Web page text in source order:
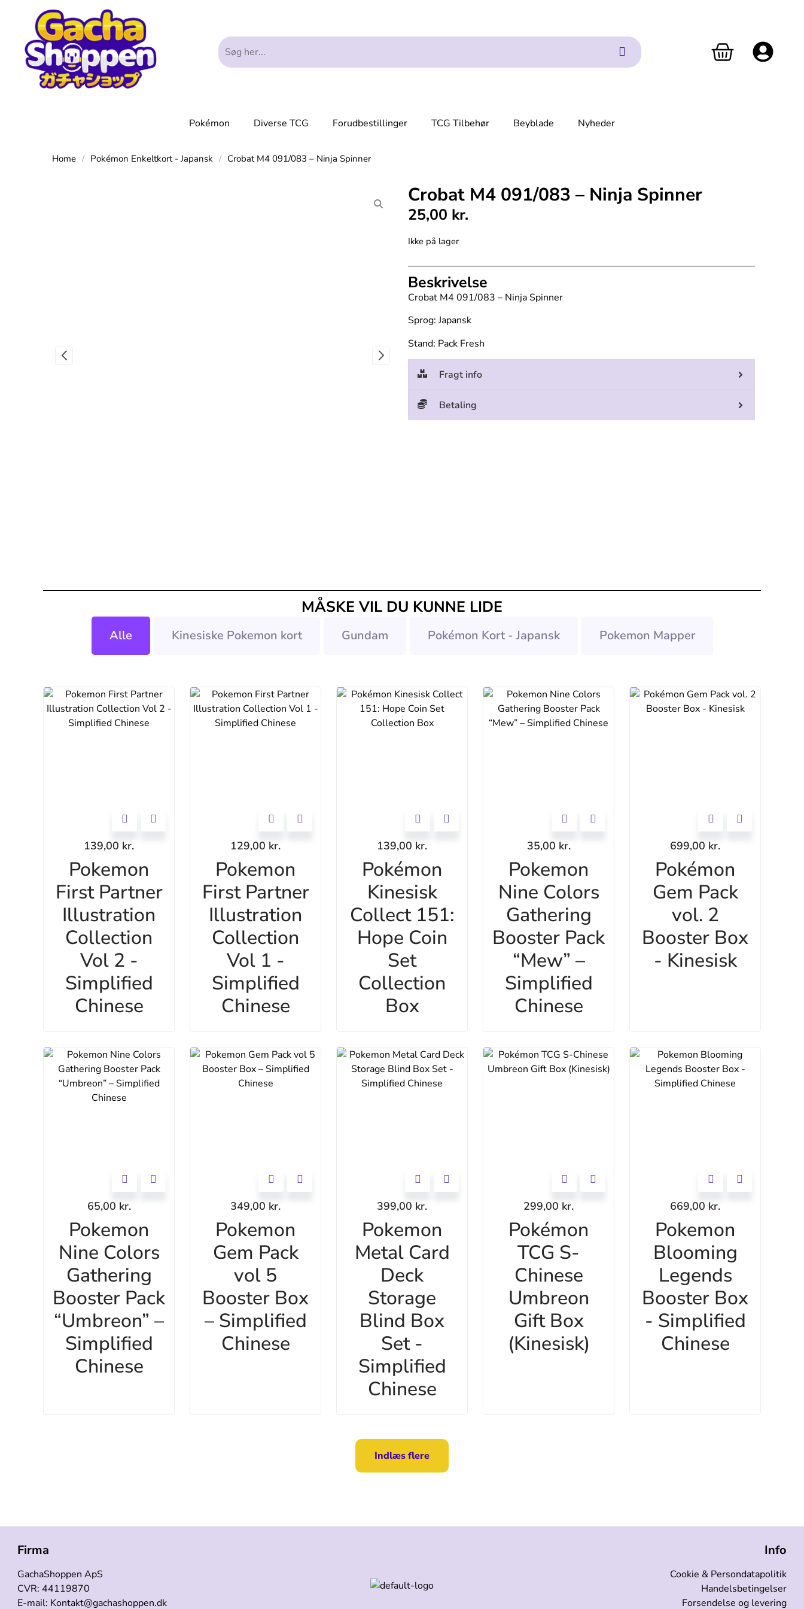
Pokémon Diverse TCG Forudbestillinger TCG Tilbehør Beyblade Nyheder
Home / Pokémon Enkeltkort - Japansk / Crobat M4 091/083 – Ninja Spinner
Crobat M4 091/083 – Ninja Spinner
25,00 kr.
Ikke på lager
Beskrivelse
Crobat M4 091/083 – Ninja Spinner
Sprog: Japansk
Stand: Pack Fresh
Fragt info
Betaling
MÅSKE VIL DU KUNNE LIDE
Alle Kinesiske Pokemon kort Gundam Pokémon Kort - Japansk Pokemon Mapper
139,00 kr.
Pokemon
First Partner
Illustration
Collection
Vol 2 -
Simplified
Chinese
129,00 kr.
Pokemon
First Partner
Illustration
Collection
Vol 1 -
Simplified
Chinese
139,00 kr.
Pokémon
Kinesisk
Collect 151:
Hope Coin
Set
Collection
Box
35,00 kr.
Pokemon
Nine Colors
Gathering
Booster Pack
“Mew” –
Simplified
Chinese
699,00 kr.
Pokémon
Gem Pack
vol. 2
Booster Box
- Kinesisk
65,00 kr.
Pokemon
Nine Colors
Gathering
Booster Pack
“Umbreon” –
Simplified
Chinese
349,00 kr.
Pokemon
Gem Pack
vol 5
Booster Box
– Simplified
Chinese
399,00 kr.
Pokemon
Metal Card
Deck
Storage
Blind Box
Set -
Simplified
Chinese
299,00 kr.
Pokémon
TCG S-
Chinese
Umbreon
Gift Box
(Kinesisk)
669,00 kr.
Pokemon
Blooming
Legends
Booster Box
- Simplified
Chinese
Indlæs flere
Firma
GachaShoppen ApS
CVR: 44119870
E-mail: Kontakt@gachashoppen.dk
Info
Cookie & Persondatapolitik
Handelsbetingelser
Forsendelse og levering